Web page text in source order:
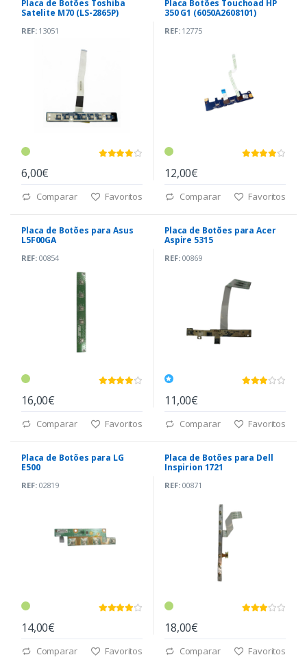
Placa de Botões Toshiba
Satelite M70 (LS-2865P)
REF:13051
6,00€
Comparar Favoritos
Placa Botões Touchoad HP
350 G1 (6050A2608101)
REF:12775
12,00€
Comparar Favoritos
Placa de Botões para Asus
L5F00GA
REF:00854
16,00€
Comparar Favoritos
Placa de Botões para Acer
Aspire 5315
REF:00869
11,00€
Comparar Favoritos
Placa de Botões para LG
E500
REF:02819
14,00€
Comparar Favoritos
Placa de Botões para Dell
Inspirion 1721
REF:00871
18,00€
Comparar Favoritos